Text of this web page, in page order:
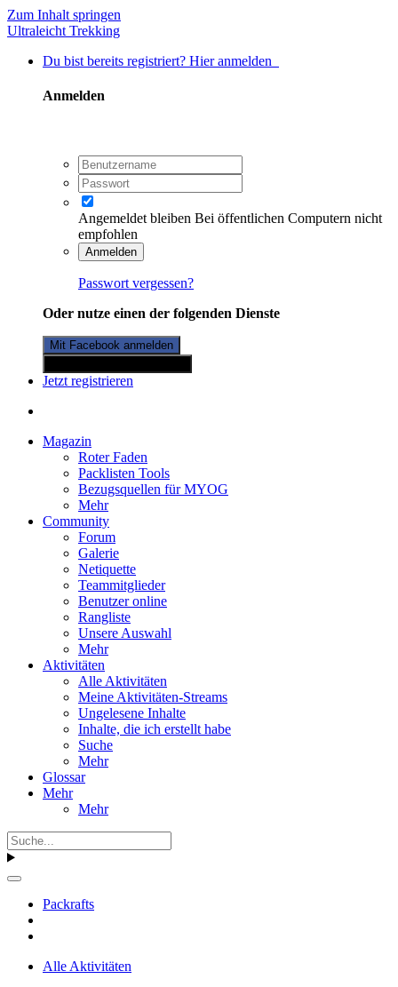
Zum Inhalt springen
Ultraleicht Trekking
Du bist bereits registriert? Hier anmelden
Anmelden
Angemeldet bleiben Bei öffentlichen Computern nicht
empfohlen
Anmelden
Passwort vergessen?
Oder nutze einen der folgenden Dienste
Mit Facebook anmelden
Jetzt registrieren
Magazin
Roter Faden
Packlisten Tools
Bezugsquellen für MYOG
Mehr
Community
Forum
Galerie
Netiquette
Teammitglieder
Benutzer online
Rangliste
Unsere Auswahl
Mehr
Aktivitäten
Alle Aktivitäten
Meine Aktivitäten-Streams
Ungelesene Inhalte
Inhalte, die ich erstellt habe
Suche
Mehr
Glossar
Mehr
Mehr
Packrafts
Alle Aktivitäten